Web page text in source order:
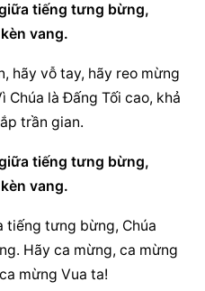
tiếng tưng bừng,
vang.
hãy vỗ tay, hãy reo mừng
Chúa là Ðấng Tối cao, khả
trần gian.
tiếng tưng bừng,
vang.
tiếng tưng bừng, Chúa
Hãy ca mừng, ca mừng
mừng Vua ta!